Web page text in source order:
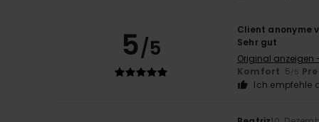
5/5
Client anonyme
Sehr gut
Original anzeigen
Komfort: 5/5
Ich empfehle